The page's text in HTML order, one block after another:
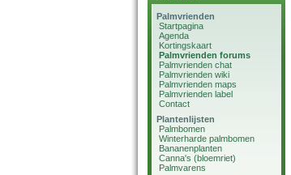
Palmvrienden
Startpagina
Agenda
Kortingskaart
Palmvrienden forums
Palmvrienden chat
Palmvrienden wiki
Palmvrienden maps
Palmvrienden label
Contact
Plantenlijsten
Palmbomen
Winterharde palmbomen
Bananenplanten
Canna's (bloemriet)
Palmvarens